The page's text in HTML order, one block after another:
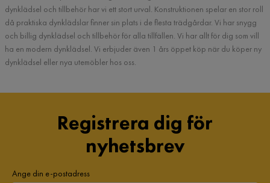
dynklädsel och tillbehör har vi ett stort urval. Konstruktionen spelar en stor roll
då praktiska dynklädslar finner sin plats i de flesta trädgårdar. Vi har snygg
och billig dynklädsel och tillbehör för alla tillfällen. Vi har allt för dig som vill
ha en modern dynklädsel. Vi erbjuder även 1 års öppet köp när du köper ny
dynklädsel eller nya utemöbler hos oss.
Registrera dig för
nyhetsbrev
Ange din e-postadress